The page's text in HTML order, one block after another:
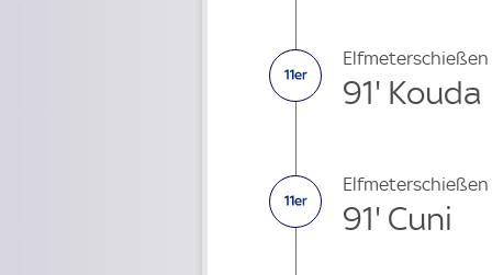
Elfmeterschießen
91' Kouda
Elfmeterschießen
91' Cuni